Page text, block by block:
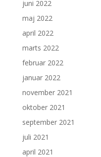
juni 2022
maj 2022
april 2022
marts 2022
februar 2022
januar 2022
november 2021
oktober 2021
september 2021
juli 2021
april 2021